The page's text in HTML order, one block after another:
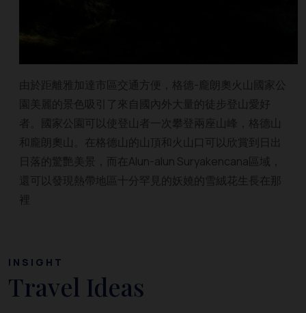
由於距離雅加達市區交通方便，格德-龐朗奧火山國家公
園美麗的景色吸引了來自國內外大量的徒步登山愛好
者。國家公園可以使登山者一次攀登兩座山峰，格德山
和龐朗奧山。在格德山的山頂和火山口可以欣賞到日出
日落的驚艷美景，而在Alun-alun Suryakencana區域，
還可以發現熱帶地區十分罕見的妖嬈的雪絨花生長在那
裡
INSIGHT
Travel Ideas